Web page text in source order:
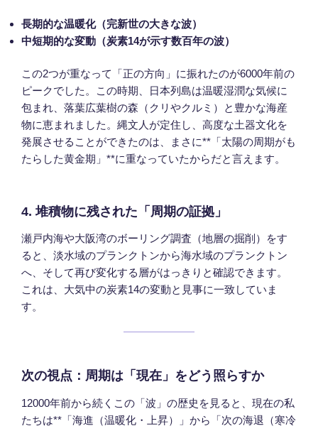
長期的な温暖化（完新世の大きな波）
中短期的な変動（炭素14が示す数百年の波）
この2つが重なって「正の方向」に振れたのが6000年前の
ピークでした。この時期、日本列島は温暖湿潤な気候に
包まれ、落葉広葉樹の森（クリやクルミ）と豊かな海産
物に恵まれました。縄文人が定住し、高度な土器文化を
発展させることができたのは、まさに**「太陽の周期がも
たらした黄金期」**に重なっていたからだと言えます。
4. 堆積物に残された「周期の証拠」
瀬戸内海や大阪湾のボーリング調査（地層の掘削）をす
ると、淡水域のプランクトンから海水域のプランクトン
へ、そして再び変化する層がはっきりと確認できます。
これは、大気中の炭素14の変動と見事に一致していま
す。
次の視点：周期は「現在」をどう照らすか
12000年前から続くこの「波」の歴史を見ると、現在の私
たちは**「海進（温暖化・上昇）」から「次の海退（寒冷